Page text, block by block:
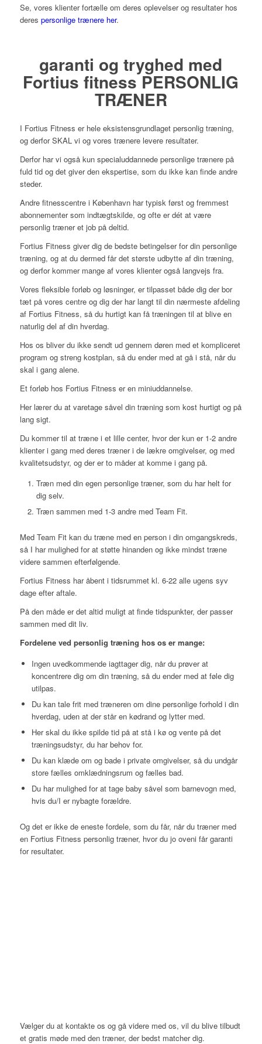
Se, vores klienter fortælle om deres oplevelser og resultater hos
deres personlige trænere her.
garanti og tryghed med
Fortius fitness PERSONLIG
TRÆNER
I Fortius Fitness er hele eksistensgrundlaget personlig træning,
og derfor SKAL vi og vores trænere levere resultater.
Derfor har vi også kun specialuddannede personlige trænere på
fuld tid og det giver den ekspertise, som du ikke kan finde andre
steder.
Andre fitnesscentre i København har typisk først og fremmest
abonnementer som indtægtskilde, og ofte er dét at være
personlig træner et job på deltid.
Fortius Fitness giver dig de bedste betingelser for din personlige
træning, og at du dermed får det største udbytte af din træning,
og derfor kommer mange af vores klienter også langvejs fra.
Vores fleksible forløb og løsninger, er tilpasset både dig der bor
tæt på vores centre og dig der har langt til din nærmeste afdeling
af Fortius Fitness, så du hurtigt kan få træningen til at blive en
naturlig del af din hverdag.
Hos os bliver du ikke sendt ud gennem døren med et kompliceret
program og streng kostplan, så du ender med at gå i stå, når du
skal i gang alene.
Et forløb hos Fortius Fitness er en miniuddannelse.
Her lærer du at varetage såvel din træning som kost hurtigt og på
lang sigt.
Du kommer til at træne i et lille center, hvor der kun er 1-2 andre
klienter i gang med deres træner i de lækre omgivelser, og med
kvalitetsudstyr, og der er to måder at komme i gang på.
Træn med din egen personlige træner, som du har helt for
dig selv.
Træn sammen med 1-3 andre med Team Fit.
Med Team Fit kan du træne med en person i din omgangskreds,
så I har mulighed for at støtte hinanden og ikke mindst træne
videre sammen efterfølgende.
Fortius Fitness har åbent i tidsrummet kl. 6-22 alle ugens syv
dage efter aftale.
På den måde er det altid muligt at finde tidspunkter, der passer
sammen med dit liv.
Fordelene ved personlig træning hos os er mange:
Ingen uvedkommende iagttager dig, når du prøver at
koncentrere dig om din træning, så du ender med at føle dig
utilpas.
Du kan tale frit med træneren om dine personlige forhold i din
hverdag, uden at der står en kødrand og lytter med.
Her skal du ikke spilde tid på at stå i kø og vente på det
træningsudstyr, du har behov for.
Du kan klæde om og bade i private omgivelser, så du undgår
store fælles omklædningsrum og fælles bad.
Du har mulighed for at tage baby såvel som barnevogn med,
hvis du/I er nybagte forældre.
Og det er ikke de eneste fordele, som du får, når du træner med
en Fortius Fitness personlig træner, hvor du jo oveni får garanti
for resultater.
Vælger du at kontakte os og gå videre med os, vil du blive tilbudt
et gratis møde med den træner, der bedst matcher dig.